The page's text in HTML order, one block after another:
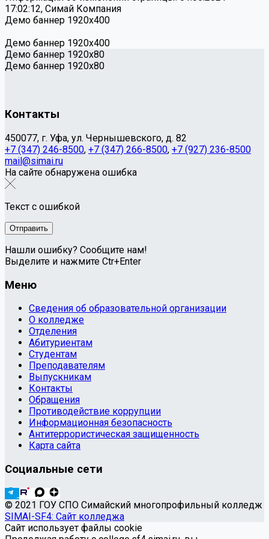
17:02:12, Симай Компания
Демо баннер 1920х400
Демо баннер 1920х400
Демо баннер 1920x80
Демо баннер 1920x80
Контакты
450077, г. Уфа, ул. Чернышевского, д. 82
+7 (347) 246-8500, +7 (347) 266-8500, +7 (927) 236-8500
mail@simai.ru
На сайте обнаружена ошибка
Текст с ошибкой
Нашли ошибку? Сообщите нам!
Выделите и нажмите Ctr+Enter
Меню
Сведения об образовательной организации
О колледже
Отделения
Абитуриентам
Студентам
Преподавателям
Выпускникам
Контакты
Обращения
Противодействие коррупции
Информационная безопасность
Антитеррористическая защищенность
Карта сайта
Социальные сети
© 2021 ГОУ СПО Симайский многопрофильный колледж
SIMAI-SF4: Сайт колледжа
Сайт использует файлы cookie